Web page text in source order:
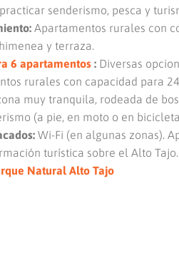
senderismo, pesca y
Apartamentos rurales con
y terraza.
6 apartamentos : Diversas
rurales con capacidad para
muy tranquila, rodeada de
(a pie, en moto o en
Wi-Fi (en algunas zonas).
turística sobre el Alto Tajo.
Natural Alto Tajo